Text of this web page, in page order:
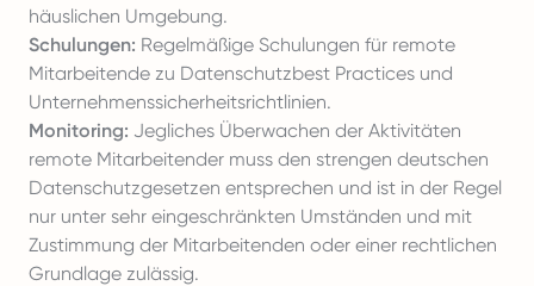
häuslichen Umgebung.
Schulungen: Regelmäßige Schulungen für remote
Mitarbeitende zu Datenschutzbest Practices und
Unternehmenssicherheitsrichtlinien.
Monitoring: Jegliches Überwachen der Aktivitäten
remote Mitarbeitender muss den strengen deutschen
Datenschutzgesetzen entsprechen und ist in der Regel
nur unter sehr eingeschränkten Umständen und mit
Zustimmung der Mitarbeitenden oder einer rechtlichen
Grundlage zulässig.